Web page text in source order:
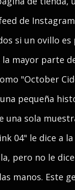
de
si un ovillo es
la mayor parte
"October
pequeña
una sola
04" le dice a
pero no le
manos. Este